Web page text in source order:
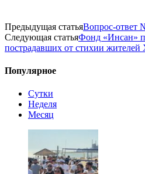
Предыдущая статьяВопрос-ответ
Следующая статьяФонд «Инсан»
пострадавших от стихии жителей
Популярное
Сутки
Неделя
Месяц